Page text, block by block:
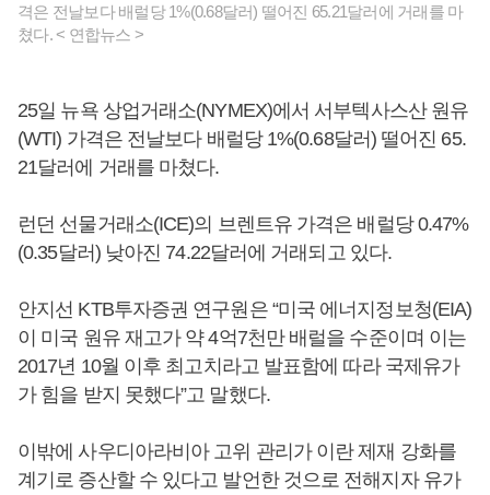
격은 전날보다 배럴당 1%(0.68달러) 떨어진 65.21달러에 거래를 마
쳤다. < 연합뉴스 >
25일 뉴욕 상업거래소(NYMEX)에서 서부텍사스산 원유
(WTI) 가격은 전날보다 배럴당 1%(0.68달러) 떨어진 65.
21달러에 거래를 마쳤다.
런던 선물거래소(ICE)의 브렌트유 가격은 배럴당 0.47%
(0.35달러) 낮아진 74.22달러에 거래되고 있다.
안지선 KTB투자증권 연구원은 “미국 에너지정보청(EIA)
이 미국 원유 재고가 약 4억7천만 배럴을 수준이며 이는
2017년 10월 이후 최고치라고 발표함에 따라 국제유가
가 힘을 받지 못했다”고 말했다.
이밖에 사우디아라비아 고위 관리가 이란 제재 강화를
계기로 증산할 수 있다고 발언한 것으로 전해지자 유가